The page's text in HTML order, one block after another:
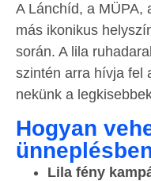
A Lánchíd, a MÜPA,
más ikonikus
során. A lila
szintén arra hívja fel
nekünk a
Hogyan
Lila fény